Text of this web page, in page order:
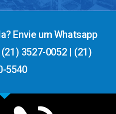
Envie um Whatsapp
3527-0052 | (21)
5540